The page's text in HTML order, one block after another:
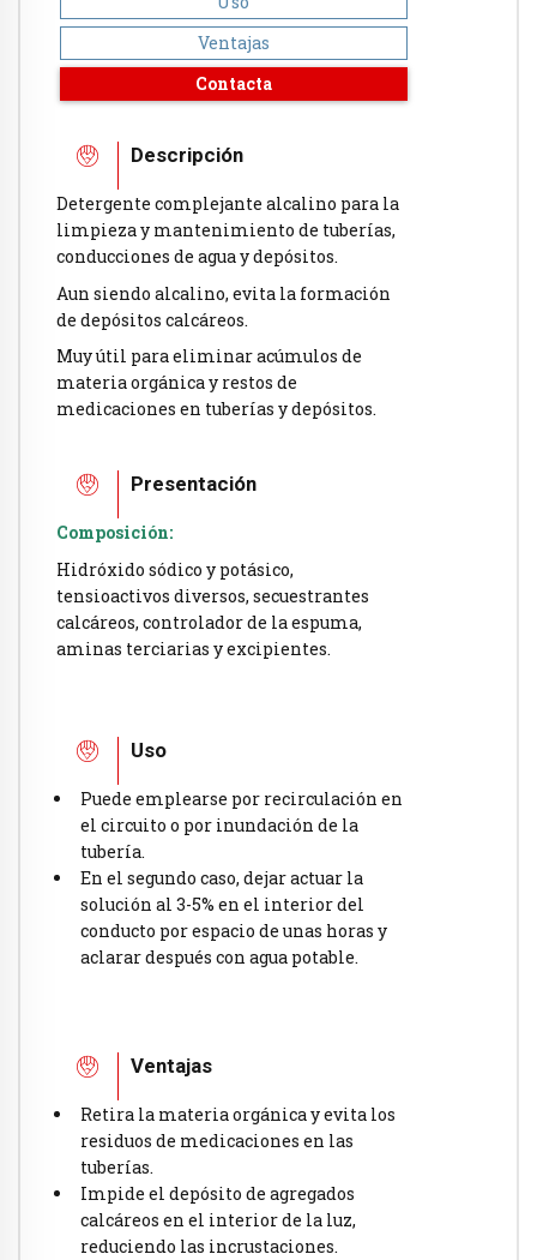
Ventajas
Contacta
Descripción
Detergente complejante alcalino para la
limpieza y mantenimiento de tuberías,
conducciones de agua y depósitos.
Aun siendo alcalino, evita la formación
de depósitos calcáreos.
Muy útil para eliminar acúmulos de
materia orgánica y restos de
medicaciones en tuberías y depósitos.
Presentación
Composición:
Hidróxido sódico y potásico,
tensioactivos diversos, secuestrantes
calcáreos, controlador de la espuma,
aminas terciarias y excipientes.
Uso
Puede emplearse por recirculación en
el circuito o por inundación de la
tubería.
En el segundo caso, dejar actuar la
solución al 3-5% en el interior del
conducto por espacio de unas horas y
aclarar después con agua potable.
Ventajas
Retira la materia orgánica y evita los
residuos de medicaciones en las
tuberías.
Impide el depósito de agregados
calcáreos en el interior de la luz,
reduciendo las incrustaciones.